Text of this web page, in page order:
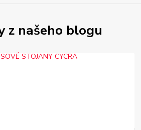
z našeho blogu